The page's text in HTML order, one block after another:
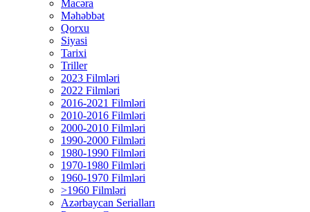
Macəra
Məhəbbət
Qorxu
Siyasi
Tarixi
Triller
2023 Filmləri
2022 Filmləri
2016-2021 Filmləri
2010-2016 Filmləri
2000-2010 Filmləri
1990-2000 Filmləri
1980-1990 Filmləri
1970-1980 Filmləri
1960-1970 Filmləri
>1960 Filmləri
Azərbaycan Serialları